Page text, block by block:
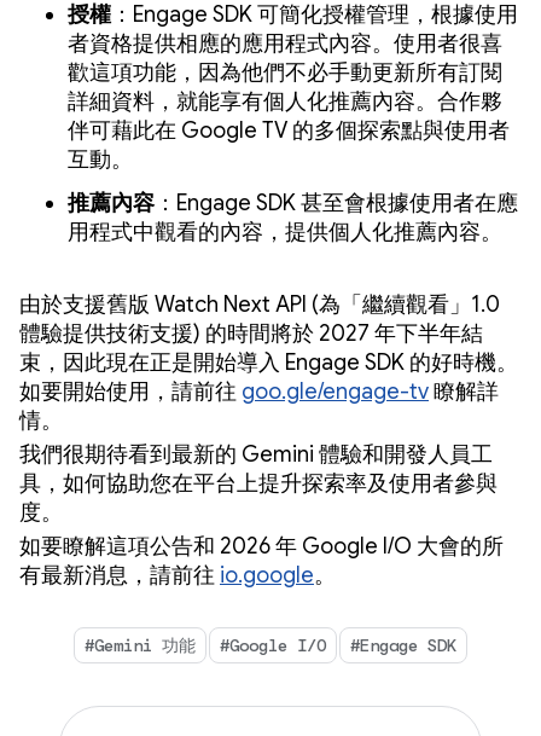
授權 ：Engage SDK 可簡化授權管理，根據使用
者資格提供相應的應用程式內容。使用者很喜
歡這項功能，因為他們不必手動更新所有訂閱
詳細資料，就能享有個人化推薦內容。合作夥
伴可藉此在 Google TV 的多個探索點與使用者
互動。
推薦內容 ：Engage SDK 甚至會根據使用者在應
用程式中觀看的內容，提供個人化推薦內容。
由於支援舊版 Watch Next API (為「繼續觀看」1.0
體驗提供技術支援) 的時間將於 2027 年下半年結
束，因此現在正是開始導入 Engage SDK 的好時機。
如要開始使用，請前往 goo.gle/engage-tv瞭解詳
情。
我們很期待看到最新的 Gemini 體驗和開發人員工
具，如何協助您在平台上提升探索率及使用者參與
度。
如要瞭解這項公告和 2026 年 Google I/O 大會的所
有最新消息，請前往 io.google。
#Gemini 功能 #Google I/O #Engage SDK